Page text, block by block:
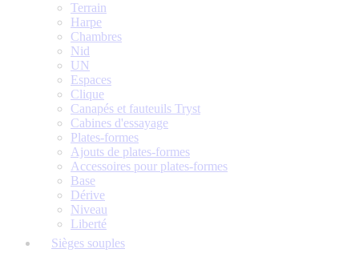
Terrain
Harpe
Chambres
Nid
UN
Espaces
Clique
Canapés et fauteuils Tryst
Cabines d'essayage
Plates-formes
Ajouts de plates-formes
Accessoires pour plates-formes
Base
Dérive
Niveau
Liberté
Sièges souples